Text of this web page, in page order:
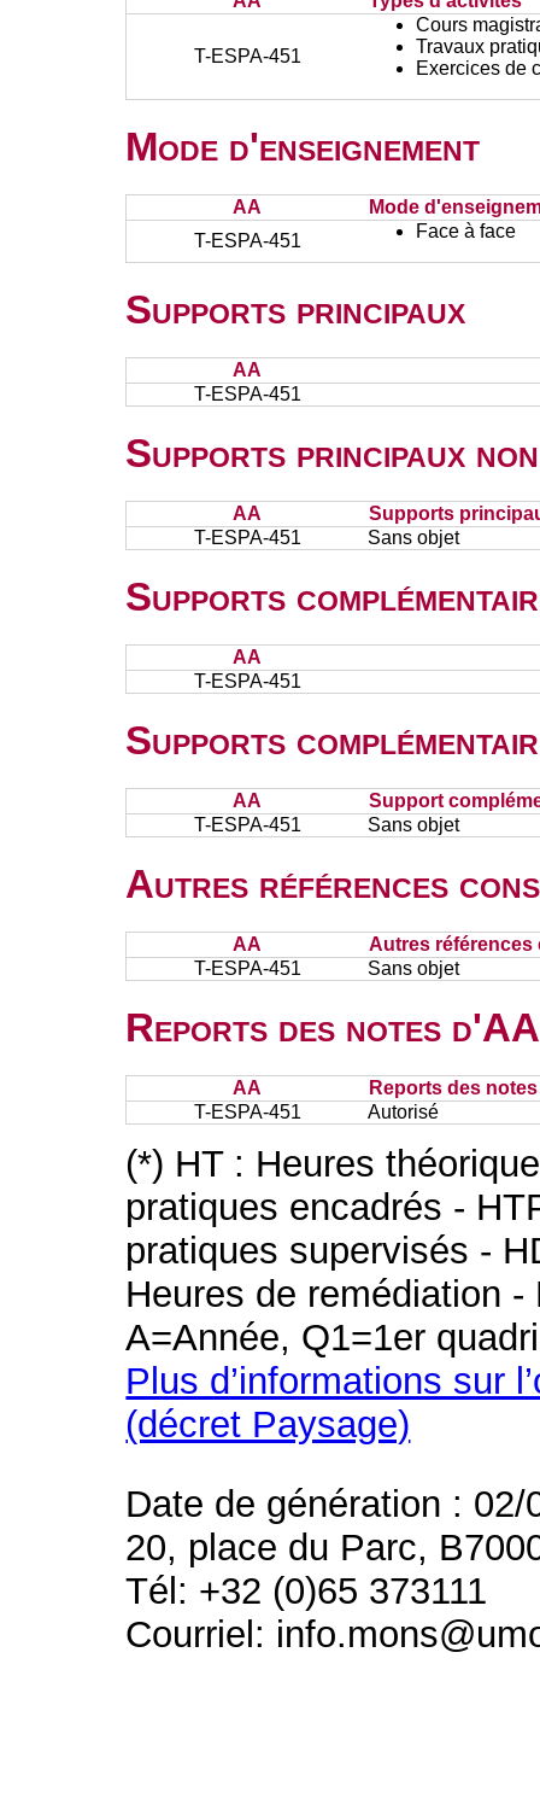
T-ESPA-451
Cours
Travaux
Exercices de
Mode d'enseignement
AA
Mode
T-ESPA-451
Face à face
Supports principaux
AA
T-ESPA-451
Supports principaux
AA
Supports
T-ESPA-451
Sans objet
Supports
AA
T-ESPA-451
Supports
AA
Support
T-ESPA-451
Sans objet
Autres références
AA
Autres références
T-ESPA-451
Sans objet
Reports des notes
AA
Reports des
T-ESPA-451
Autorisé
(*) HT : Heures
pratiques encadrés -
pratiques supervisés -
Heures de remédiation
A=Année, Q1=1er
Plus d’informations sur
(décret Paysage)
Date de génération : 02/
20, place du Parc,
Tél: +32 (0)65 373111
Courriel: